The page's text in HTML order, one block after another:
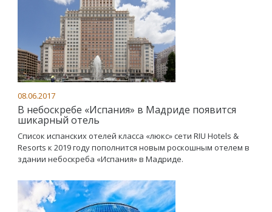
08.06.2017
В небоскребе «Испания» в Мадриде появится
шикарный отель
Список испанских отелей класса «люкс» сети RIU Hotels &
Resorts к 2019 году пополнится новым роскошным отелем в
здании небоскреба «Испания» в Мадриде.